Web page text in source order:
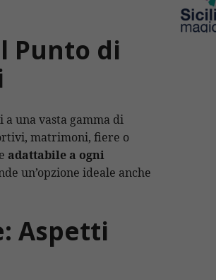
Punto di
una vasta gamma di
matrimoni, fiere o
adattabile a ogni
un’opzione ideale anche
Aspetti